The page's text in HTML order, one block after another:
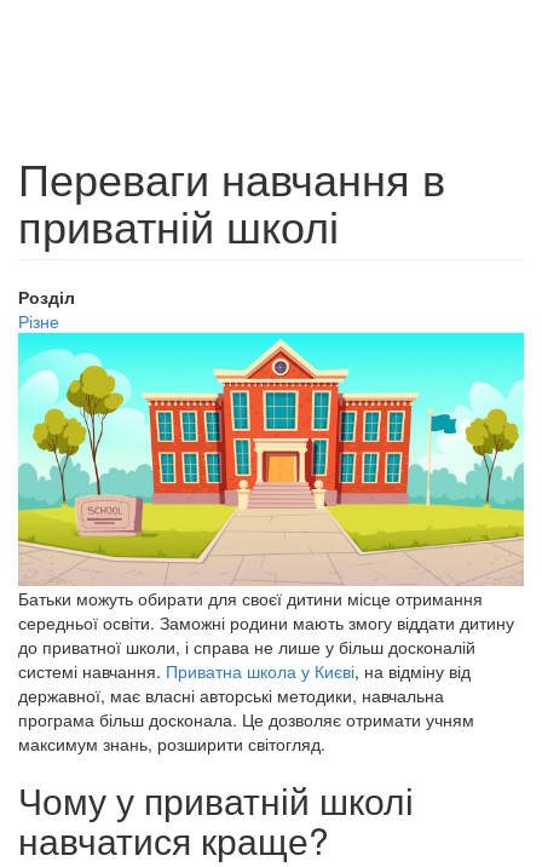
Переваги навчання в
приватній школі
Розділ
Різне
Батьки можуть обирати для своєї дитини місце отримання
середньої освіти. Заможні родини мають змогу віддати дитину
до приватної школи, і справа не лише у більш досконалій
системі навчання. Приватна школа у Києві, на відміну від
державної, має власні авторські методики, навчальна
програма більш досконала. Це дозволяє отримати учням
максимум знань, розширити світогляд.
Чому у приватній школі
навчатися краще?